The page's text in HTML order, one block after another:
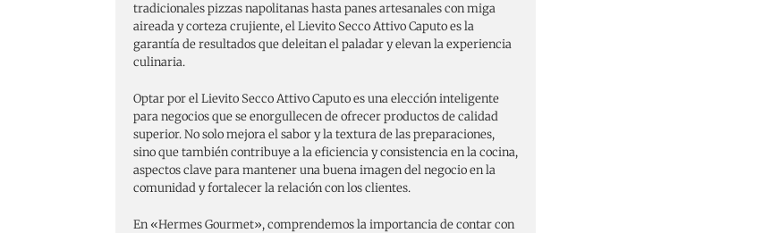
tradicionales pizzas napolitanas hasta panes artesanales con miga
aireada y corteza crujiente, el Lievito Secco Attivo Caputo es la
garantía de resultados que deleitan el paladar y elevan la experiencia
culinaria.
Optar por el Lievito Secco Attivo Caputo es una elección inteligente
para negocios que se enorgullecen de ofrecer productos de calidad
superior. No solo mejora el sabor y la textura de las preparaciones,
sino que también contribuye a la eficiencia y consistencia en la cocina,
aspectos clave para mantener una buena imagen del negocio en la
comunidad y fortalecer la relación con los clientes.
En «Hermes Gourmet», comprendemos la importancia de contar con